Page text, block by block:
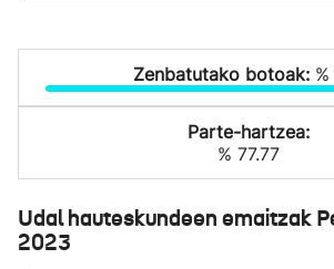
Zenbatutako botoak:
Parte-hartzea:
% 77.77
Udal hauteskundeen emaitzak
2023